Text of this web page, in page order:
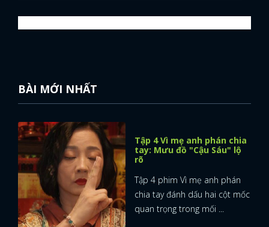
BÀI MỚI NHẤT
Tập 4 Vì mẹ anh phán chia
tay: Mưu đồ "Cậu Sáu" lộ
rõ
Tập 4 phim Vì mẹ anh phán
chia tay đánh dấu hai cột mốc
quan trọng trong mối ...